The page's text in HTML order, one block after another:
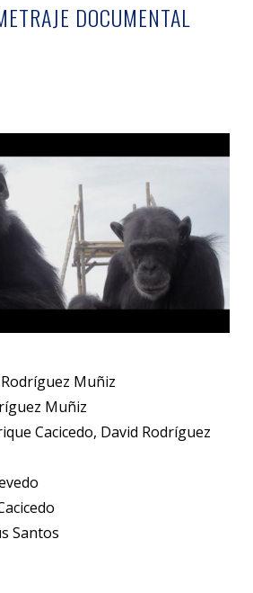
DOCUMENTAL
Muñiz
Muñiz
Cacicedo, David Rodríguez
Santos